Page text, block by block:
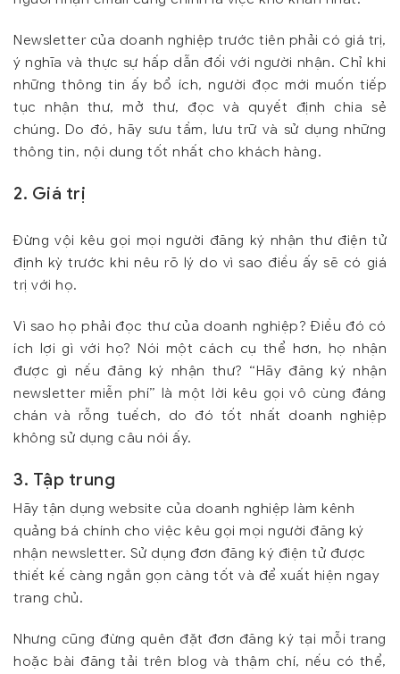
Newsletter của doanh nghiệp trước tiên phải có giá trị,
ý nghĩa và thực sự hấp dẫn đối với người nhận. Chỉ khi
những thông tin ấy bổ ích, người đọc mới muốn tiếp
tục nhận thư, mở thư, đọc và quyết định chia sẻ
chúng. Do đó, hãy sưu tầm, lưu trữ và sử dụng những
thông tin, nội dung tốt nhất cho khách hàng.
2. Giá trị
Đừng vội kêu gọi mọi người đăng ký nhận thư điện tử
định kỳ trước khi nêu rõ lý do vì sao điều ấy sẽ có giá
trị với họ.
Vì sao họ phải đọc thư của doanh nghiệp? Điều đó có
ích lợi gì với họ? Nói một cách cụ thể hơn, họ nhận
được gì nếu đăng ký nhận thư? “Hãy đăng ký nhận
newsletter miễn phí” là một lời kêu gọi vô cùng đáng
chán và rỗng tuếch, do đó tốt nhất doanh nghiệp
không sử dụng câu nói ấy.
3. Tập trung
Hãy tận dụng website của doanh nghiệp làm kênh
quảng bá chính cho việc kêu gọi mọi người đăng ký
nhận newsletter. Sử dụng đơn đăng ký điện tử được
thiết kế càng ngắn gọn càng tốt và để xuất hiện ngay
trang chủ.
Nhưng cũng đừng quên đặt đơn đăng ký tại mỗi trang
hoặc bài đăng tải trên blog và thậm chí, nếu có thể,